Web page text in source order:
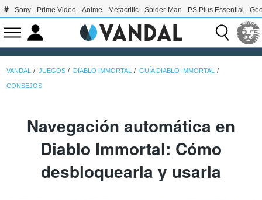
Sony Prime Video Anime Metacritic Spider-Man PS Plus Essential
VANDAL JUEGOS DIABLO IMMORTAL GUÍA DIABLO IMMORTAL
CONSEJOS
Navegación automática en
Diablo Immortal: Cómo
desbloquearla y usarla